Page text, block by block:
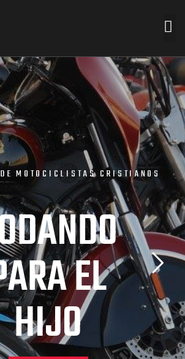
D E M O TOC I CL I S TAS CRISTIANOS
DANDO
ARAEL
HIJO